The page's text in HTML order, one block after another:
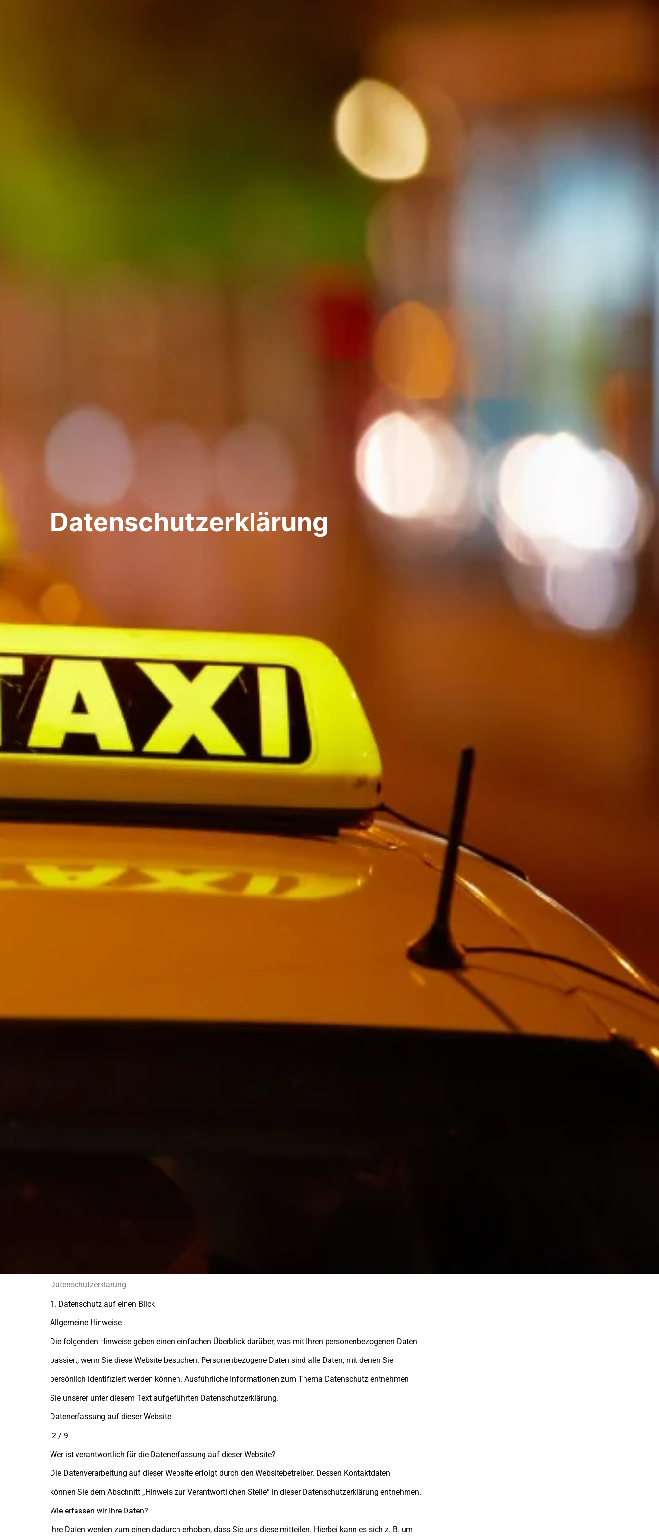
Datenschutzerklärung
Datenschutzerklärung
1. Datenschutz auf einen Blick
Allgemeine Hinweise
Die folgenden Hinweise geben einen einfachen Überblick darüber, was mit Ihren personenbezogenen Daten
passiert, wenn Sie diese Website besuchen. Personenbezogene Daten sind alle Daten, mit denen Sie
persönlich identifiziert werden können. Ausführliche Informationen zum Thema Datenschutz entnehmen
Sie unserer unter diesem Text aufgeführten Datenschutzerklärung.
Datenerfassung auf dieser Website
2 / 9
Wer ist verantwortlich für die Datenerfassung auf dieser Website?
Die Datenverarbeitung auf dieser Website erfolgt durch den Websitebetreiber. Dessen Kontaktdaten
können Sie dem Abschnitt „Hinweis zur Verantwortlichen Stelle“ in dieser Datenschutzerklärung entnehmen.
Wie erfassen wir Ihre Daten?
Ihre Daten werden zum einen dadurch erhoben, dass Sie uns diese mitteilen. Hierbei kann es sich z. B. um